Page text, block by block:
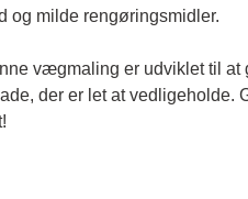
og milde rengøringsmidler.
vægmaling er udviklet til at
der er let at vedligeholde.